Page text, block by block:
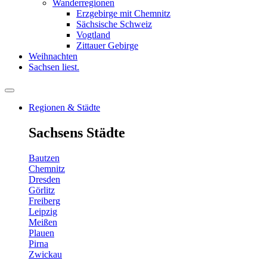
Wanderregionen
Erzgebirge mit Chemnitz
Sächsische Schweiz
Vogtland
Zittauer Gebirge
Weihnachten
Sachsen liest.
Regionen & Städte
Sachsens Städte
Bautzen
Chemnitz
Dresden
Görlitz
Freiberg
Leipzig
Meißen
Plauen
Pirna
Zwickau